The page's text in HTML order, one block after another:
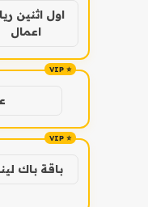
اول اثنين
اعمال
باقة باك